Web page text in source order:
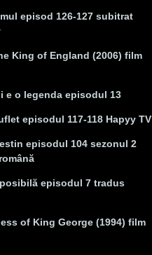
episod 126-127 subitrat
King of England (2006) film
e o legenda episodul 13
episodul 117-118 Hapyy TV
episodul 104 sezonul 2
episodul 7 tradus
of King George (1994) film